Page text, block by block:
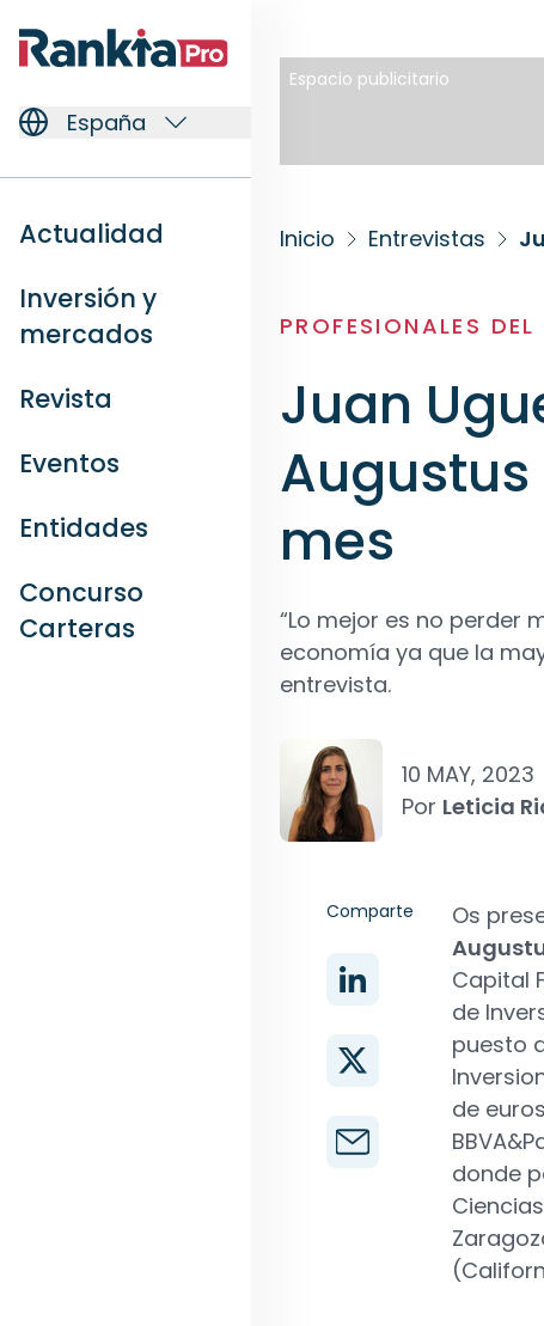
España
Actualidad
Inversión y
mercados
Revista
Eventos
Entidades
Concurso
Carteras
Espacio publicitario
Inicio Entrevistas
PROFESIONALES DEL
Juan
mes
“Lo mejor es no perder
economía ya que la
entrevista.
10 MAY, 2023
Por Leticia
Comparte Os
Capital
de
puesto
de
donde